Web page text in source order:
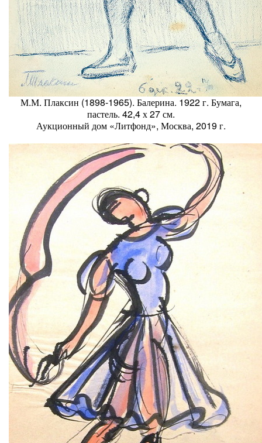
М.М. Плаксин (1898-1965). Балерина. 1922 г. Бумага,
пастель. 42,4 х 27 см.
Аукционный дом «Литфонд», Москва, 2019 г.